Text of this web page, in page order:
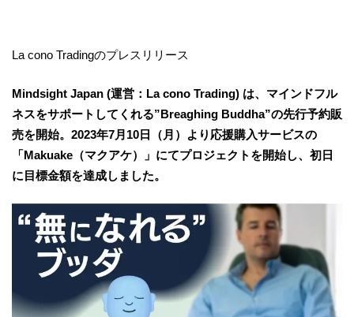
La cono Tradingのプレスリリース
Mindsight Japan (運営：La cono Trading) は、マインドフル
ネスをサポートしてくれる”Breaghing Buddha”の先行予約販
売を開始。2023年7月10日（月）より応援購入サービスの
「Makuake（マクアケ）」にてプロジェクトを開始し、初日
に目標金額を達成しました。